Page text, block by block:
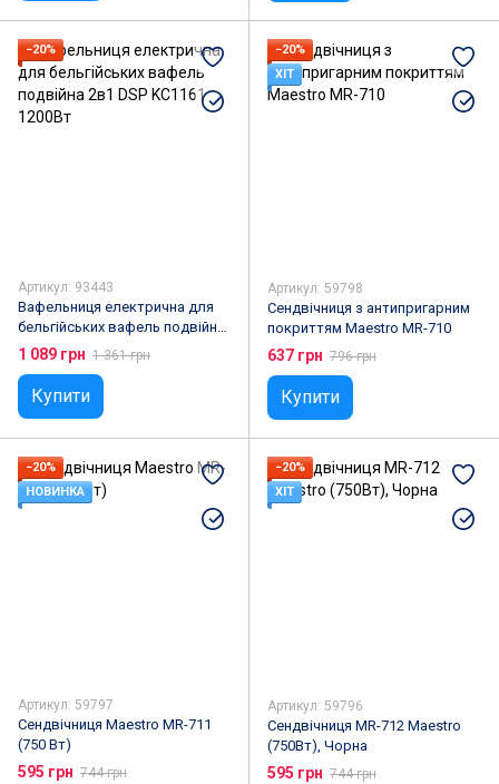
−20%
Артикул: 93443
Вафельниця електрична для
бельгійських вафель подвійна
2в1 DSP KC1161 1200Вт
1 089 грн 1 361 грн
Купити
−20%
ХІТ
Артикул: 59798
Сендвічниця з антипригарним
покриттям Maestro MR-710
637 грн 796 грн
Купити
−20%
НОВИНКА
Артикул: 59797
Сендвічниця Maestro MR-711
(750 Вт)
595 грн 744 грн
−20%
ХІТ
Артикул: 59796
Сендвічниця MR-712 Maestro
(750Вт), Чорна
595 грн 744 грн